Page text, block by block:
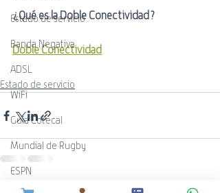
Estado de servicio
Banda Negativa
ADSL
WiFi
Guía Cotecal
Mundial de Rugby
ESPN
¿Qué es la Doble Conectividad?
Doble Conectividad
Estado de servicio